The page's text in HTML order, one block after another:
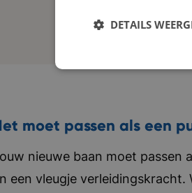
24
moet passen als een
nieuwe baan moet passen
een vleugje
DETAILS